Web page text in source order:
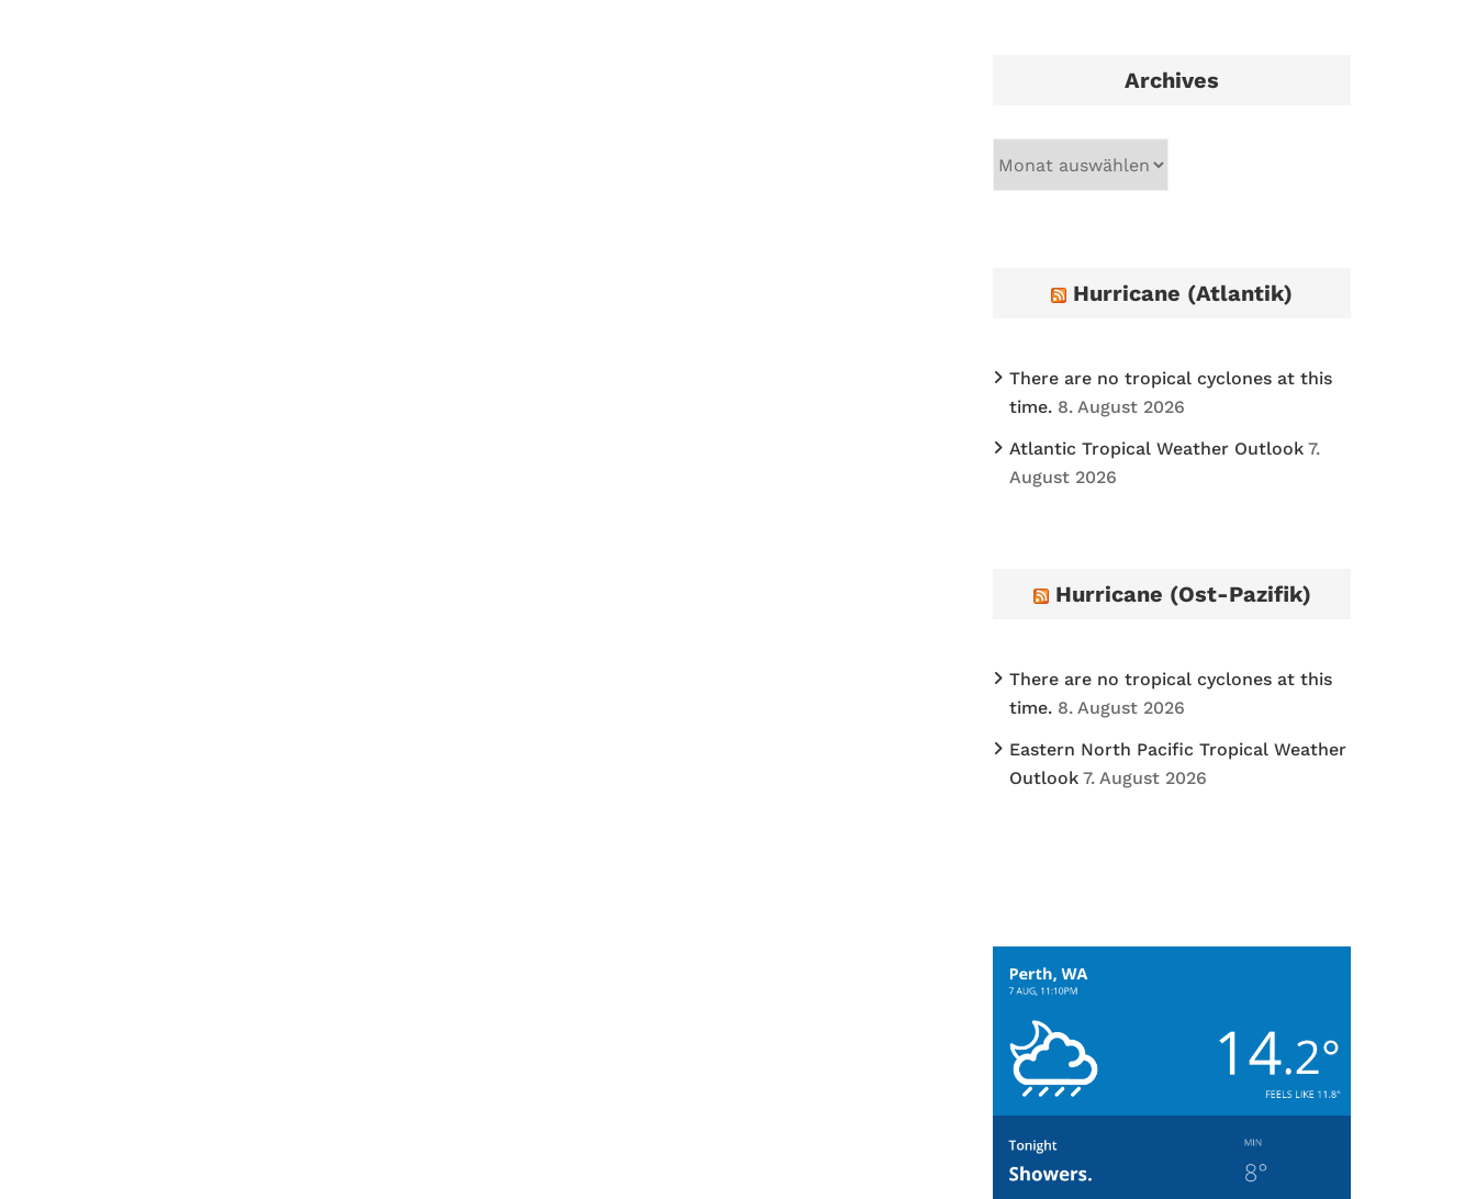
Archives
Hurricane (Atlantik)
There are no tropical cyclones at this
time. 8. August 2026
Atlantic Tropical Weather Outlook 7.
August 2026
Hurricane (Ost-Pazifik)
There are no tropical cyclones at this
time. 8. August 2026
Eastern North Pacific Tropical Weather
Outlook 7. August 2026